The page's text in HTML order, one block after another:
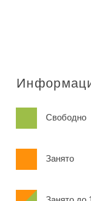
Свободно
Занято